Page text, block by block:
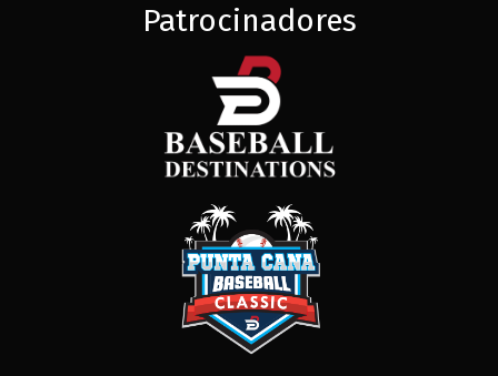
Patrocinadores